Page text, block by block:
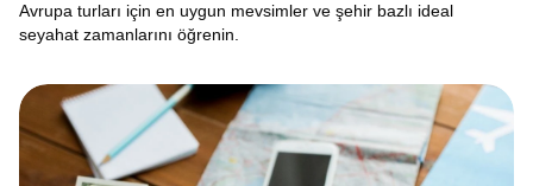
Avrupa turları için en uygun mevsimler ve şehir bazlı ideal
seyahat zamanlarını öğrenin.